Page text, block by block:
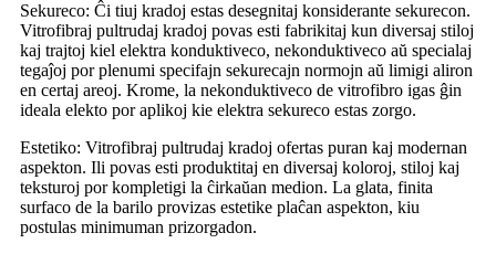
Sekureco: Ĉi tiuj kradoj estas desegnitaj konsiderante sekurecon.
Vitrofibraj pultrudaj kradoj povas esti fabrikitaj kun diversaj stiloj
kaj trajtoj kiel elektra konduktiveco, nekonduktiveco aŭ specialaj
tegaĵoj por plenumi specifajn sekurecajn normojn aŭ limigi aliron
en certaj areoj. Krome, la nekonduktiveco de vitrofibro igas ĝin
ideala elekto por aplikoj kie elektra sekureco estas zorgo.
Estetiko: Vitrofibraj pultrudaj kradoj ofertas puran kaj modernan
aspekton. Ili povas esti produktitaj en diversaj koloroj, stiloj kaj
teksturoj por kompletigi la ĉirkaŭan medion. La glata, finita
surfaco de la barilo provizas estetike plaĉan aspekton, kiu
postulas minimuman prizorgadon.